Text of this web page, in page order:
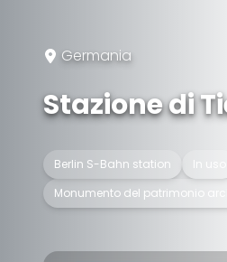
Germania
Stazione di
Berlin S-Bahn station
In uso
Monumento del patrimonio